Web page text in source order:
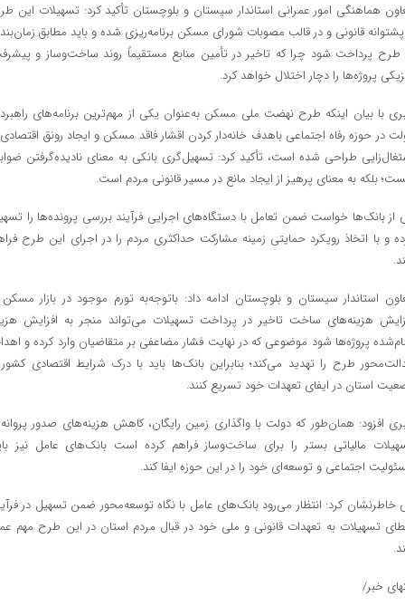
هماهنگی امور عمرانی استاندار سیستان و بلوچستان تأکید کرد: تسهیلات این
پشتوانه قانونی و در قالب مصوبات شورای مسکن برنامه‌ریزی شده و باید مطابق
طرح پرداخت شود چرا که تاخیر در تأمین منابع مستقیماً روند ساخت‌وساز و
پروژه‌ها را دچار اختلال خواهد کرد.
با بیان اینکه طرح نهضت ملی مسکن به‌عنوان یکی از مهم‌ترین برنامه‌های
در حوزه رفاه اجتماعی باهدف خانه‌دار کردن اقشار فاقد مسکن و ایجاد رونق
طراحی شده است، تأکید کرد: تسهیل‌گری بانکی به معنای نادیده‌گرفتن
بلکه به معنای پرهیز از ایجاد مانع در مسیر قانونی مردم است.
از بانک‌ها خواست ضمن تعامل با دستگاه‌های اجرایی فرآیند بررسی پرونده‌ها را
و با اتخاذ رویکرد حمایتی زمینه مشارکت حداکثری مردم را در اجرای این طرح
استاندار سیستان و بلوچستان ادامه داد: باتوجه‌به تورم موجود در بازار
هزینه‌های ساخت تاخیر در پرداخت تسهیلات می‌تواند منجر به افزایش
پروژه‌ها شود موضوعی که در نهایت فشار مضاعفی بر متقاضیان وارد کرده و
طرح را تهدید می‌کند؛ بنابراین بانک‌ها باید با درک شرایط اقتصادی
استان در ایفای تعهدات خود تسریع کنند.
افزود: همان‌طور که دولت با واگذاری زمین رایگان، کاهش هزینه‌های صدور
مالیاتی بستر را برای ساخت‌وساز فراهم کرده است بانک‌های عامل نیز
اجتماعی و توسعه‌ای خود را در این حوزه ایفا کند.
خاطرنشان کرد: انتظار می‌رود بانک‌های عامل با نگاه توسعه‌محور ضمن تسهیل در
تسهیلات به تعهدات قانونی و ملی خود در قبال مردم استان در این طرح مهم
خبر/